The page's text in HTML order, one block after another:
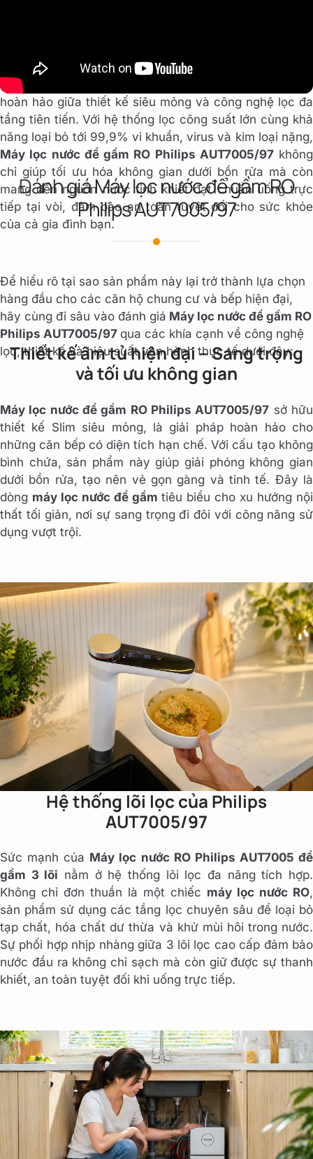
Máy lọc nước Philips AUT7005/97
sạch toàn diện cho ngôi nhà hiện đại nhờ sự kết hợp
hoàn hảo giữa thiết kế siêu mỏng và công nghệ lọc đa
tầng tiên tiến. Với hệ thống lọc công suất lớn cùng khả
năng loại bỏ tới 99,9% vi khuẩn, virus và kim loại nặng,
Máy lọc nước để gầm RO Philips AUT7005/97không
chỉ giúp tối ưu hóa không gian dưới bồn rửa mà còn
mang đến nguồn nước tinh khiết đạt chuẩn uống trực
tiếp tại vòi, đảm bảo an toàn tuyệt đối cho sức khỏe
của cả gia đình bạn.
Đánh giá Máy lọc nước để gầm RO
Philips AUT7005/97
Để hiểu rõ tại sao sản phẩm này lại trở thành lựa chọn
hàng đầu cho các căn hộ chung cư và bếp hiện đại,
hãy cùng đi sâu vào đánh giá Máy lọc nước để gầm RO
Philips AUT7005/97 qua các khía cạnh về công nghệ
lọc, thiết kế và hiệu suất vận hành thực tế dưới đây:
Thiết kế âm tủ hiện đại – Sang trọng
và tối ưu không gian
Máy lọc nước để gầm RO Philips AUT7005/97 sở hữu
thiết kế Slim siêu mỏng, là giải pháp hoàn hảo cho
những căn bếp có diện tích hạn chế. Với cấu tạo không
bình chứa, sản phẩm này giúp giải phóng không gian
dưới bồn rửa, tạo nên vẻ gọn gàng và tinh tế. Đây là
dòng máy lọc nước để gầm tiêu biểu cho xu hướng nội
thất tối giản, nơi sự sang trọng đi đôi với công năng sử
dụng vượt trội.
Hệ thống lõi lọc của Philips
AUT7005/97
Sức mạnh của Máy lọc nước RO Philips AUT7005 để
gầm 3 lõi nằm ở hệ thống lõi lọc đa năng tích hợp.
Không chỉ đơn thuần là một chiếc máy lọc nước RO,
sản phẩm sử dụng các tầng lọc chuyên sâu để loại bỏ
tạp chất, hóa chất dư thừa và khử mùi hôi trong nước.
Sự phối hợp nhịp nhàng giữa 3 lõi lọc cao cấp đảm bảo
nước đầu ra không chỉ sạch mà còn giữ được sự thanh
khiết, an toàn tuyệt đối khi uống trực tiếp.